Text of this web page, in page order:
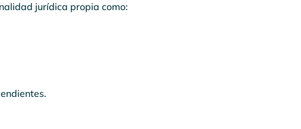
jurídica propia como: